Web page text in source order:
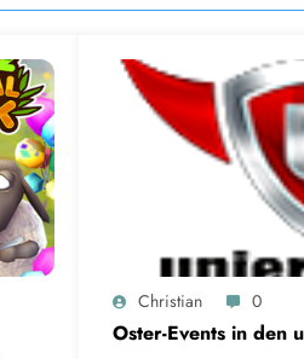
Christian 0
Oster-Events in den